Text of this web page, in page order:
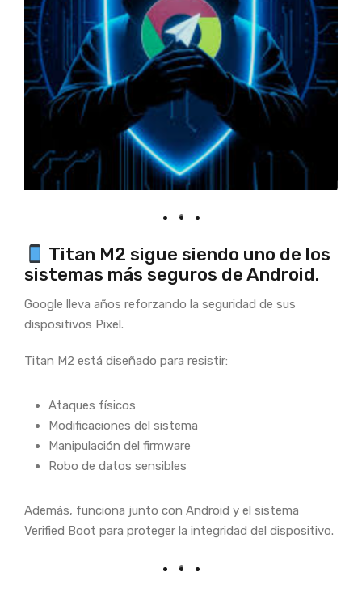
Titan M2 sigue siendo uno de los
sistemas más seguros de Android.
Google lleva años reforzando la seguridad de sus
dispositivos Pixel.
Titan M2 está diseñado para resistir:
Ataques físicos
Modificaciones del sistema
Manipulación del firmware
Robo de datos sensibles
Además, funciona junto con Android y el sistema
Verified Boot para proteger la integridad del dispositivo.